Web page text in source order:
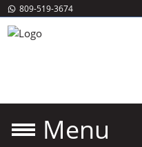
809-519-3674
Menu